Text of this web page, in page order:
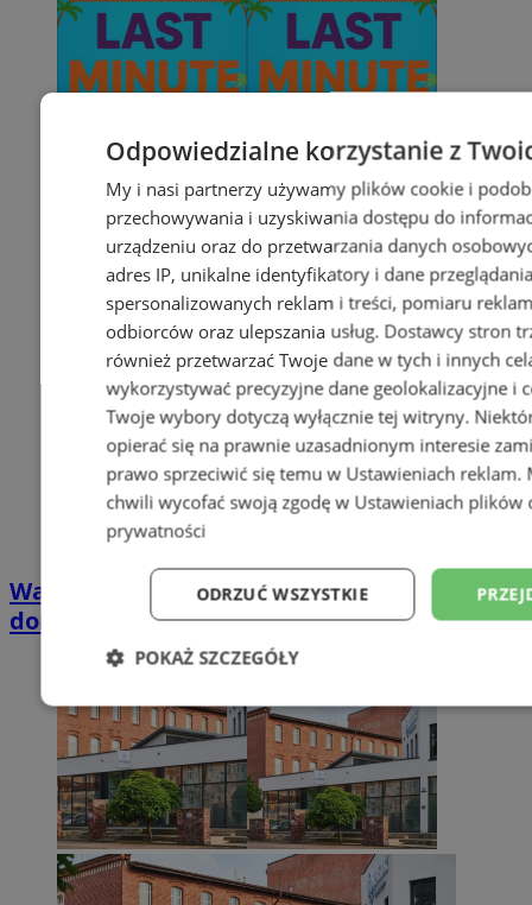
Wakacyjny wypoczynek nad Bałtykiem w
domkach Szmaragdowe Morze
Odpowiedzialne korzystanie z
My i nasi partnerzy używamy plików cookie i
przechowywania i uzyskiwania dostępu do
urządzeniu oraz do przetwarzania danych
adres IP, unikalne identyfikatory i dane
spersonalizowanych reklam i treści, pomiaru
odbiorców oraz ulepszania usług. Dostawcy stron
również przetwarzać Twoje dane w tych i innych
wykorzystywać precyzyjne dane geolokalizacyjne i
Twoje wybory dotyczą wyłącznie tej witryny.
opierać się na prawnie uzasadnionym interesie
prawo sprzeciwić się temu w Ustawieniach reklam.
chwili wycofać swoją zgodę w Ustawieniach plików
prywatności
ODRZUĆ WSZYSTKIE
POKAŻ SZCZEGÓŁY
Niezbędne Wydajność
Niesklasyfikowane